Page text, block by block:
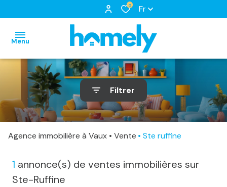
0 Fr
Menu
accueil
nos
biens
nos
biens
louer
biens
loués
biens
notre
services
Filtrer
Agence immobilière à Vaux Vente Ste ruffine
1 annonce(s) de ventes immobilières sur
Ste-Ruffine